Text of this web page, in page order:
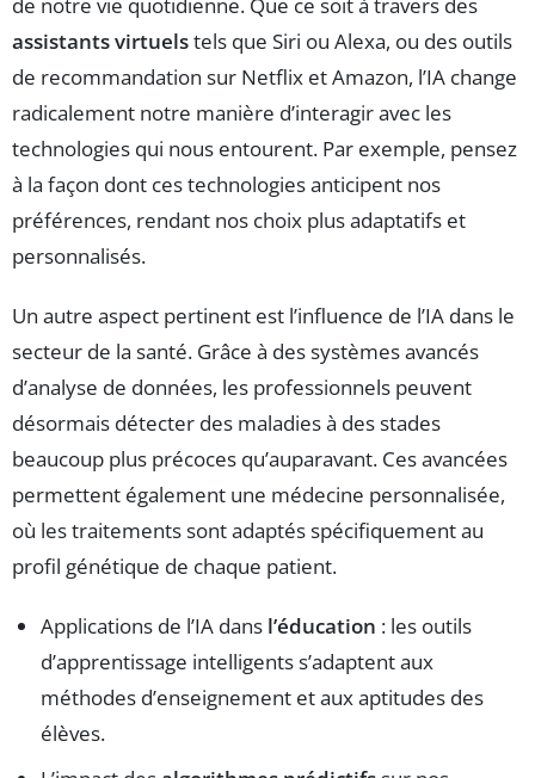
assistants virtuelstels que Siri ou Alexa, ou des outils
de recommandation sur Netflix et Amazon, l’IA change
radicalement notre manière d’interagir avec les
technologies qui nous entourent. Par exemple, pensez
à la façon dont ces technologies anticipent nos
préférences, rendant nos choix plus adaptatifs et
personnalisés.
Un autre aspect pertinent est l’influence de l’IA dans le
secteur de la santé. Grâce à des systèmes avancés
d’analyse de données, les professionnels peuvent
désormais détecter des maladies à des stades
beaucoup plus précoces qu’auparavant. Ces avancées
permettent également une médecine personnalisée,
où les traitements sont adaptés spécifiquement au
profil génétique de chaque patient.
Applications de l’IA dans l’éducation : les outils
d’apprentissage intelligents s’adaptent aux
méthodes d’enseignement et aux aptitudes des
élèves.